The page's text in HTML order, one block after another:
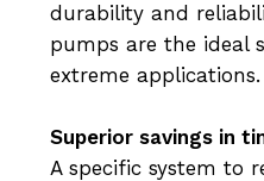
durability and
pumps are the ideal
extreme applications.
Superior savings in
A specific system to